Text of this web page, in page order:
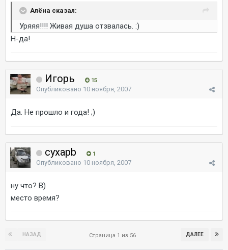
Алёна сказал:
Уряяя!!!! Живая душа отзвалась. :)
Н-да!
Игорь 15
Опубликовано 10 ноября, 2007
Да. Не прошло и года! ;)
cyxapb 1
Опубликовано 10 ноября, 2007
ну что? B)
место время?
НАЗАД ДАЛЕЕ
Страница 1 из 56